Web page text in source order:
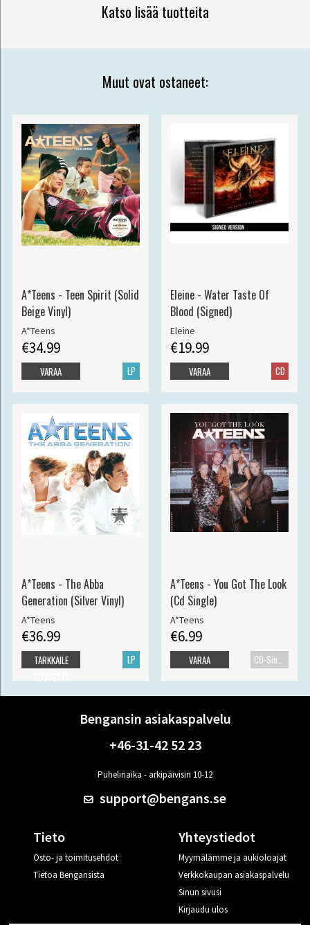
Katso lisää tuotteita
Muut ovat ostaneet:
A*Teens - Teen Spirit (Solid
Beige Vinyl)
A*Teens
€34.99
LP
VARAA
Eleine - Water Taste Of
Blood (Signed)
Eleine
€19.99
CD
VARAA
A*Teens - The Abba
Generation (Silver Vinyl)
A*Teens
€36.99
LP
TARKKAILE
TUOTETTA
A*Teens - You Got The Look
(Cd Single)
A*Teens
€6.99
CD-Single
VARAA
Bengansin asiakaspalvelu
+46-31-42 52 23
Puhelinaika - arkipäivisin 10-12
support@bengans.se
Tieto
Osto- ja toimitusehdot
Tietoa Bengansista
Yhteystiedot
Myymälämme ja aukioloajat
Verkkokaupan asiakaspalvelu
Sinun sivusi
Kirjaudu ulos